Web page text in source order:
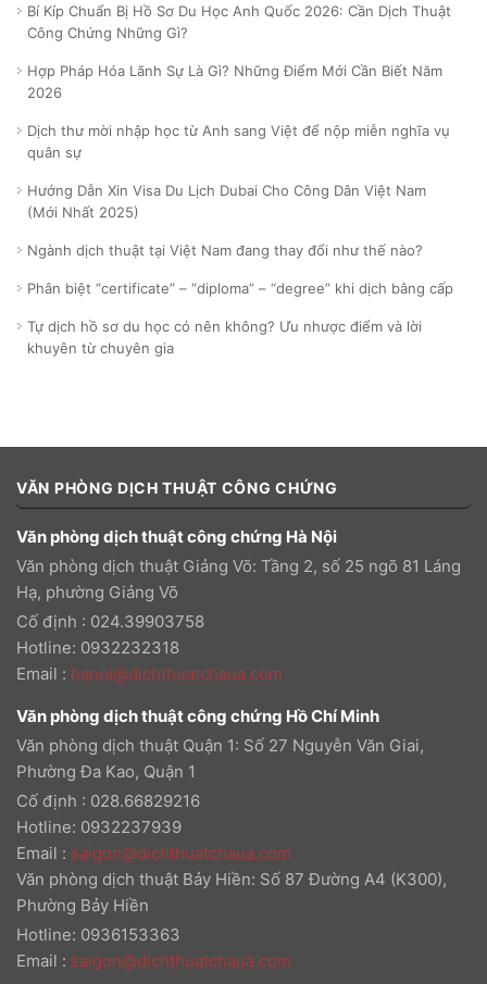
Bí Kíp Chuẩn Bị Hồ Sơ Du Học Anh Quốc 2026: Cần Dịch Thuật
Công Chứng Những Gì?
Hợp Pháp Hóa Lãnh Sự Là Gì? Những Điểm Mới Cần Biết Năm
2026
Dịch thư mời nhập học từ Anh sang Việt để nộp miễn nghĩa vụ
quân sự
Hướng Dẫn Xin Visa Du Lịch Dubai Cho Công Dân Việt Nam
(Mới Nhất 2025)
Ngành dịch thuật tại Việt Nam đang thay đổi như thế nào?
Phân biệt “certificate” – “diploma” – “degree” khi dịch bằng cấp
Tự dịch hồ sơ du học có nên không? Ưu nhược điểm và lời
khuyên từ chuyên gia
VĂN PHÒNG DỊCH THUẬT CÔNG CHỨNG
Văn phòng dịch thuật công chứng Hà Nội
Văn phòng dịch thuật Giảng Võ: Tầng 2, số 25 ngõ 81 Láng
Hạ, phường Giảng Võ
Cố định : 024.39903758
Hotline: 0932232318
Email : hanoi@dichthuatchaua.com
Văn phòng dịch thuật công chứng Hồ Chí Minh
Văn phòng dịch thuật Quận 1: Số 27 Nguyễn Văn Giai,
Phường Đa Kao, Quận 1
Cố định : 028.66829216
Hotline: 0932237939
Email : saigon@dichthuatchaua.com
Văn phòng dịch thuật Bảy Hiền: Số 87 Đường A4 (K300),
Phường Bảy Hiền
Hotline: 0936153363
Email : saigon@dichthuatchaua.com